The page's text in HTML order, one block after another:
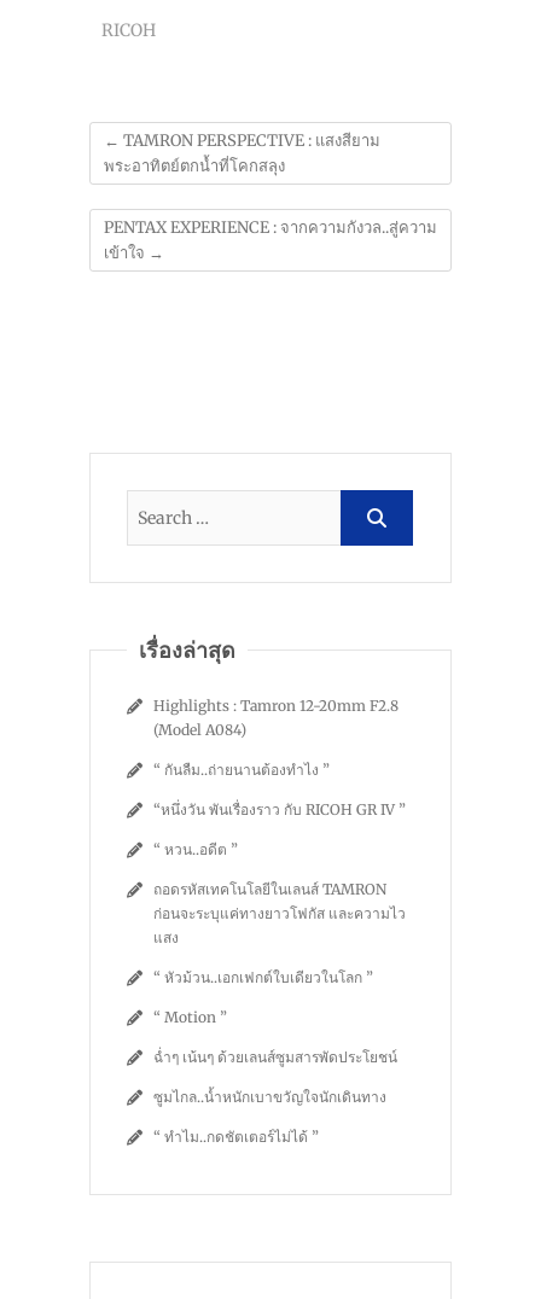
RICOH
← TAMRON PERSPECTIVE : แสงสียาม
พระอาทิตย์ตกน้ำที่โคกสลุง
PENTAX EXPERIENCE : จากความกังวล..สู่ความ
เข้าใจ →
เรื่องล่าสุด
Highlights : Tamron 12-20mm F2.8
(Model A084)
“ กันลืม..ถ่ายนานต้องทำไง ”
“หนึ่งวัน พันเรื่องราว กับ RICOH GR IV ”
“ หวน..อดีต ”
ถอดรหัสเทคโนโลยีในเลนส์ TAMRON
ก่อนจะระบุแค่ทางยาวโฟกัส และความไว
แสง
“ หัวม้วน..เอกเฟกต์ใบเดียวในโลก ”
“ Motion ”
ฉ่ำๆ เน้นๆ ด้วยเลนส์ซูมสารพัดประโยชน์
ซูมไกล..น้ำหนักเบาขวัญใจนักเดินทาง
“ ทำไม..กดชัตเตอร์ไม่ได้ ”